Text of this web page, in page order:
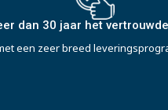
dan 30 jaar het
een zeer breed